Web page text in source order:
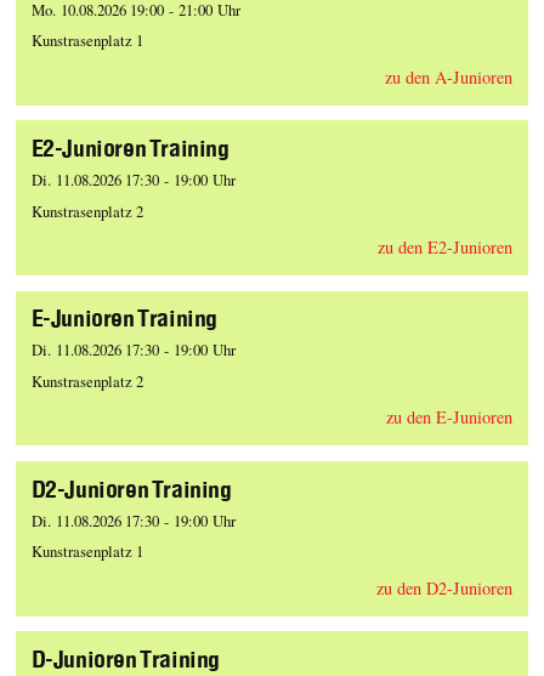
Mo. 10.08.2026 19:00 - 21:00 Uhr
Kunstrasenplatz 1
zu den A-Junioren
E2-Junioren Training
Di. 11.08.2026 17:30 - 19:00 Uhr
Kunstrasenplatz 2
zu den E2-Junioren
E-Junioren Training
Di. 11.08.2026 17:30 - 19:00 Uhr
Kunstrasenplatz 2
zu den E-Junioren
D2-Junioren Training
Di. 11.08.2026 17:30 - 19:00 Uhr
Kunstrasenplatz 1
zu den D2-Junioren
D-Junioren Training